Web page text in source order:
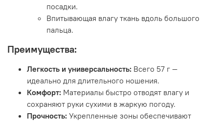
посадки.
Впитывающая влагу ткань вдоль большого
пальца.
Преимущества:
Легкость и универсальность: Всего 57 г —
идеально для длительного ношения.
Комфорт: Материалы быстро отводят влагу и
сохраняют руки сухими в жаркую погоду.
Прочность: Укрепленные зоны обеспечивают